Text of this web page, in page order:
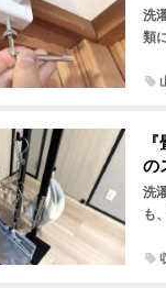
洗
類
の
洗
も